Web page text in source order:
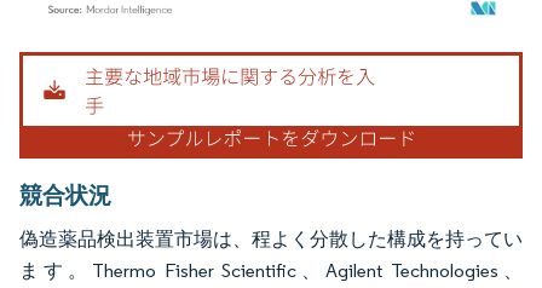
画像 © Mordor Intelligence。再利用にはCC BY 4.0の表示が必要です。
競合状況
偽造薬品検出装置市場は、程よく分散した構成を持ってい
ます。Thermo Fisher Scientific、Agilent Technologies、